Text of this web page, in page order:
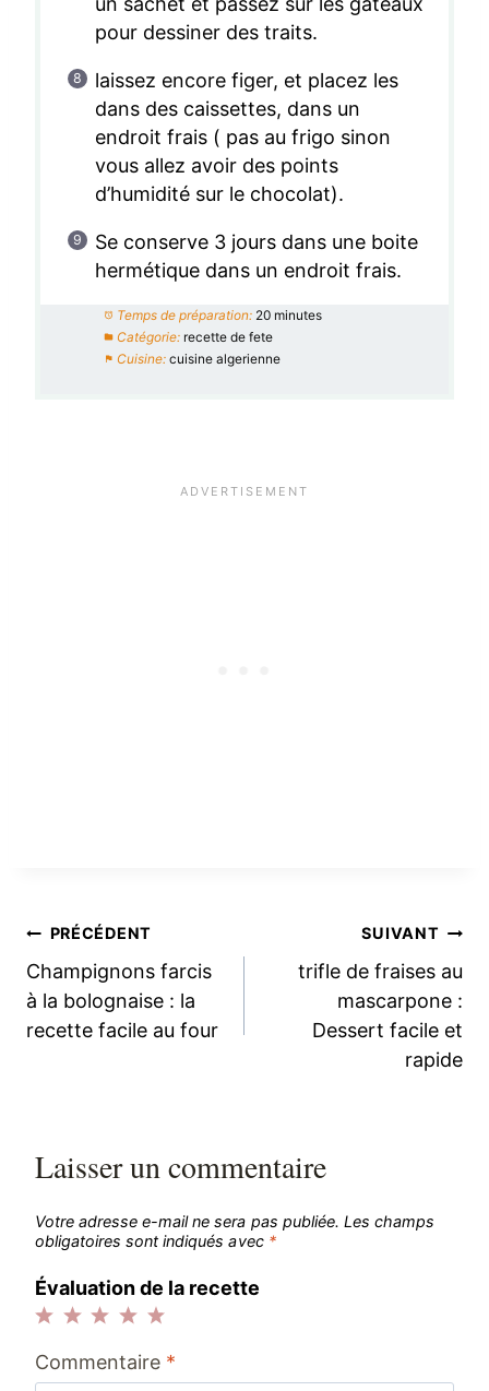
pour dessiner des traits.
laissez encore figer, et placez les
dans des caissettes, dans un
endroit frais ( pas au frigo sinon
vous allez avoir des points
d’humidité sur le chocolat).
Se conserve 3 jours dans une boite
hermétique dans un endroit frais.
Temps de préparation: 20 minutes
Catégorie: recette de fete
Cuisine: cuisine algerienne
Navigation
de
l’article
PRÉCÉDENT
Champignons farcis
à la bolognaise : la
recette facile au four
SUIVANT
trifle de fraises au
mascarpone :
Dessert facile et
rapide
Laisser un commentaire
Votre adresse e-mail ne sera pas publiée. Les champs
obligatoires sont indiqués avec *
Évaluation de la recette
étoiles
étoiles
étoiles
étoiles
étoile
Commentaire *